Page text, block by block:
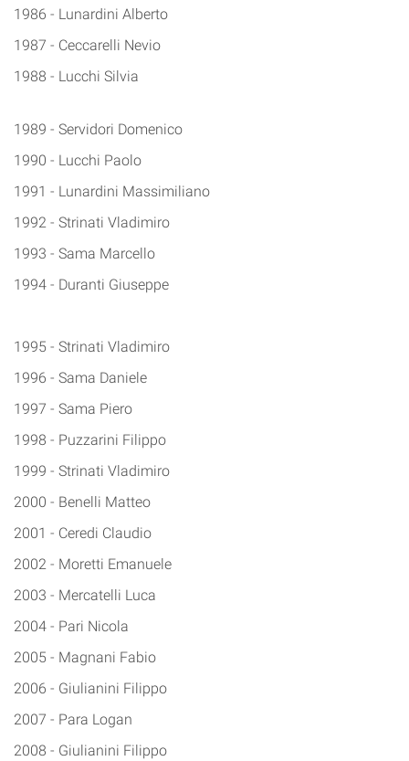
1986 - Lunardini Alberto
1987 - Ceccarelli Nevio
1988 - Lucchi Silvia
1989 - Servidori Domenico
1990 - Lucchi Paolo
1991 - Lunardini Massimiliano
1992 - Strinati Vladimiro
1993 - Sama Marcello
1994 - Duranti Giuseppe
1995 - Strinati Vladimiro
1996 - Sama Daniele
1997 - Sama Piero
1998 - Puzzarini Filippo
1999 - Strinati Vladimiro
2000 - Benelli Matteo
2001 - Ceredi Claudio
2002 - Moretti Emanuele
2003 - Mercatelli Luca
2004 - Pari Nicola
2005 - Magnani Fabio
2006 - Giulianini Filippo
2007 - Para Logan
2008 - Giulianini Filippo